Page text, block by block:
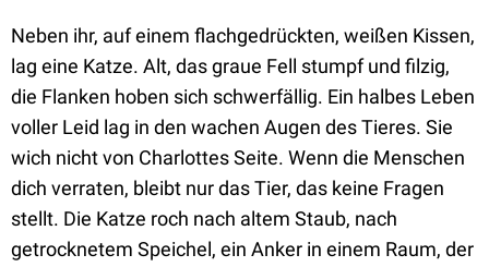
Neben ihr, auf einem flachgedrückten, weißen Kissen,
lag eine Katze. Alt, das graue Fell stumpf und filzig,
die Flanken hoben sich schwerfällig. Ein halbes Leben
voller Leid lag in den wachen Augen des Tieres. Sie
wich nicht von Charlottes Seite. Wenn die Menschen
dich verraten, bleibt nur das Tier, das keine Fragen
stellt. Die Katze roch nach altem Staub, nach
getrocknetem Speichel, ein Anker in einem Raum, der